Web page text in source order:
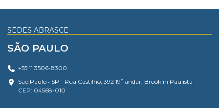
SEDES ABRASCE
SÃO PAULO
+55 11 3506-8300
São Paulo • SP - Rua Castilho, 392 19º andar, Brooklin Paulista -
CEP: 04568-010